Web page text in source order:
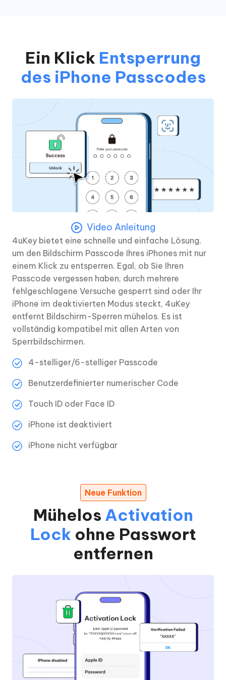
Ein Klick Entsperrung
des iPhone Passcodes
Video Anleitung
4uKey bietet eine schnelle und einfache Lösung,
um den Bildschirm Passcode Ihres iPhones mit nur
einem Klick zu entsperren. Egal, ob Sie Ihren
Passcode vergessen haben, durch mehrere
fehlgeschlagene Versuche gesperrt sind oder Ihr
iPhone im deaktivierten Modus steckt, 4uKey
entfernt Bildschirm-Sperren mühelos. Es ist
vollständig kompatibel mit allen Arten von
Sperrbildschirmen.
4-stelliger/6-stelliger Passcode
Benutzerdefinierter numerischer Code
Touch ID oder Face ID
iPhone ist deaktiviert
iPhone nicht verfügbar
Neue Funktion
Mühelos Activation
Lock ohne Passwort
entfernen